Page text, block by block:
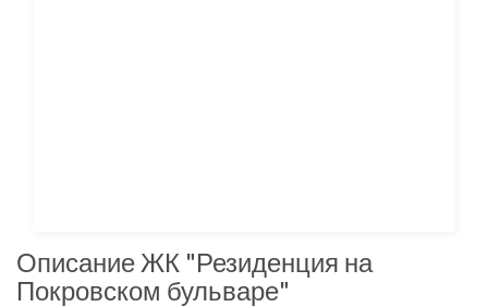
Описание ЖК "Резиденция на
Покровском бульваре"